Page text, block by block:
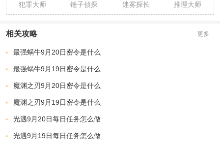
犯罪大师
侦探的快
锤子侦探 迷雾探长
推理大师
最新版手
相关攻略 更多
最强蜗牛9月20日密令是什么
最强蜗牛9月19日密令是什么
魔渊之刃9月20日密令是什么
魔渊之刃9月19日密令是什么
光遇9月20日每日任务怎么做
光遇9月19日每日任务怎么做